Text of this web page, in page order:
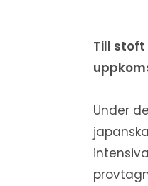
Till stoft
Under